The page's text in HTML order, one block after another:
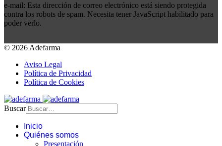
e-mail: Esta dirección de correo electrónico está siendo protegida
contra los robots de spam. Necesita tener JavaScript habilitado para
poder verlo.
© 2026 Adefarma
Aviso Legal
Política de Privacidad
Política de Cookies
Buscar
Inicio
Quiénes somos
Presentación